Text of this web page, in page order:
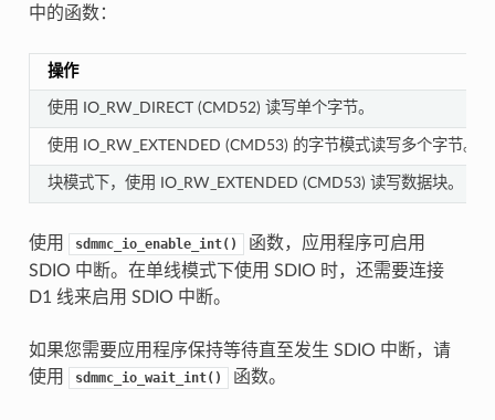
中的函数：
操作
使用 IO_RW_DIRECT (CMD52) 读写单个字节。
使用 IO_RW_EXTENDED (CMD53) 的字节模式读写多个字节。
块模式下，使用 IO_RW_EXTENDED (CMD53) 读写数据块。
使用 sdmmc_io_enable_int()
函数，应用程序可启用
SDIO 中断。在单线模式下使用 SDIO 时，还需要连接
D1 线来启用 SDIO 中断。
如果您需要应用程序保持等待直至发生 SDIO 中断，请
使用
sdmmc_io_wait_int() 函数。